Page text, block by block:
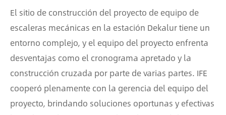
El sitio de construcción del proyecto de equipo de
escaleras mecánicas en la estación Dekalur tiene un
entorno complejo, y el equipo del proyecto enfrenta
desventajas como el cronograma apretado y la
construcción cruzada por parte de varias partes. IFE
cooperó plenamente con la gerencia del equipo del
proyecto, brindando soluciones oportunas y efectivas